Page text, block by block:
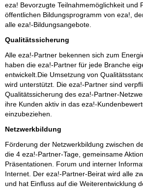
eza! Bevorzugte Teilnahmemöglichkeit und
öffentlichen Bildungsprogramm von eza!,
alle eza!-Bildungsangebote.
Qualitätssicherung
Alle eza!-Partner bekennen sich zum
haben die eza!-Partner für jede Branche
entwickelt.Die Umsetzung von
wird unterstützt. Die eza!-Partner sind
Qualitätssicherung des eza!-Partner-
ihre Kunden aktiv in das eza!-
einzubeziehen.
Netzwerkbildung
Förderung der Netzwerkbildung zwischen
die 4 eza!-Partner-Tage, gemeinsame
Präsentationen. Forum und interner
Internet. Der eza!-Partner-Beirat wird alle
und hat Einfluss auf die Weiterentwicklung